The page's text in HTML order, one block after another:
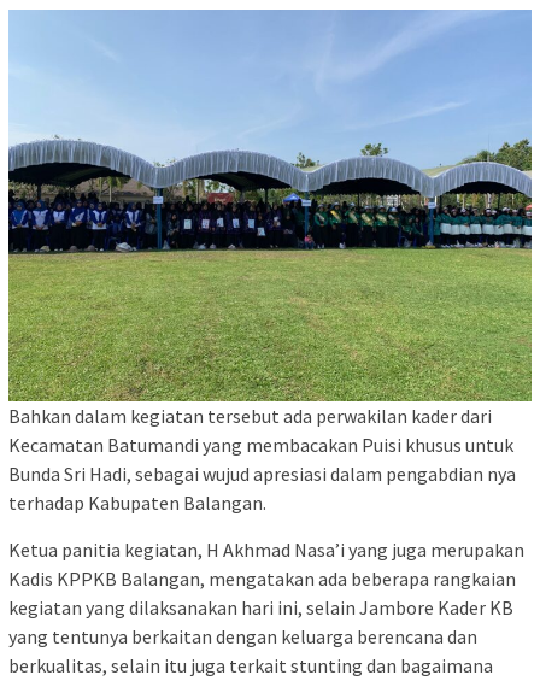
Bahkan dalam kegiatan tersebut ada perwakilan kader dari
Kecamatan Batumandi yang membacakan Puisi khusus untuk
Bunda Sri Hadi, sebagai wujud apresiasi dalam pengabdian nya
terhadap Kabupaten Balangan.
Ketua panitia kegiatan, H Akhmad Nasa’i yang juga merupakan
Kadis KPPKB Balangan, mengatakan ada beberapa rangkaian
kegiatan yang dilaksanakan hari ini, selain Jambore Kader KB
yang tentunya berkaitan dengan keluarga berencana dan
berkualitas, selain itu juga terkait stunting dan bagaimana